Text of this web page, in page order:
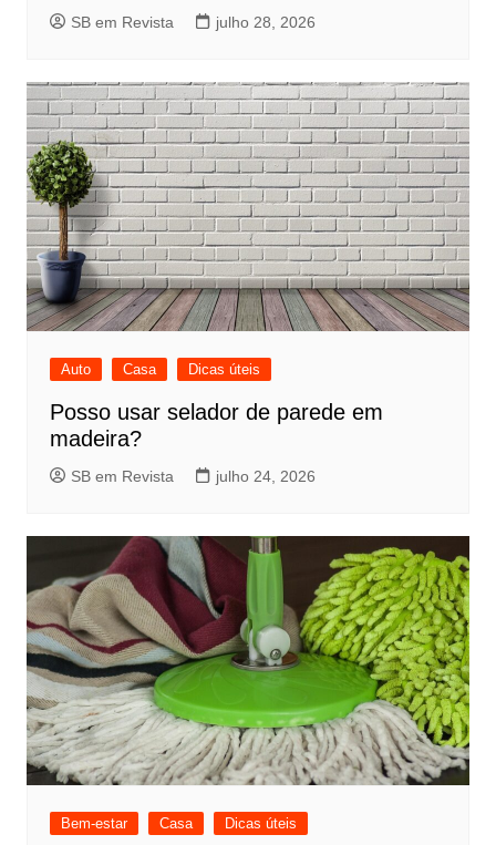
SB em Revista julho 28, 2026
Auto Casa Dicas úteis
Posso usar selador de parede em
madeira?
SB em Revista julho 24, 2026
Bem-estar Casa Dicas úteis